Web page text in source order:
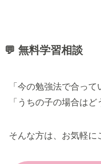
💬 無料学習相談
「今の勉強法で合って
「うちの子の場合はど
そんな方は、お気軽に